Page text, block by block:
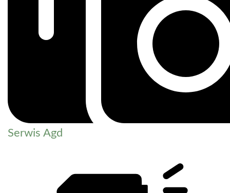
Serwis Agd